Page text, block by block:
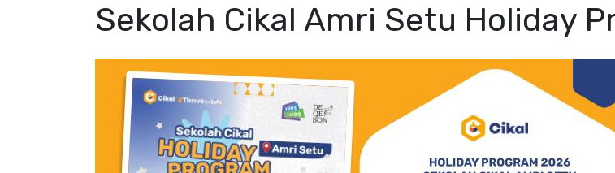
Sekolah Cikal Amri Setu Holiday